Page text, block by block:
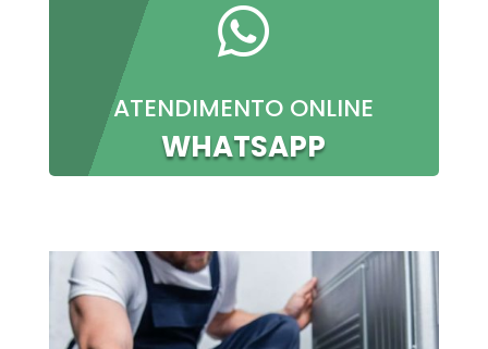

ATENDIMENTO ONLINE
WHATSAPP